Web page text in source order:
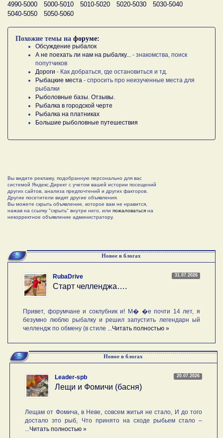
4990-5000
5000-5010 5010-5020 5020-5030
5030-5040
5040-5050
5050-5060
Похожие темы на форуме:
Обсуждение рыбалок
А не поехать ли нам на рыбалку...
- знакомства, поиск
попутчиков
Дороги - Как добраться, где остановиться и тд.
Рыбацкие места - спросить про неизученные места для
рыбалки
Рыболовные базы. Отзывы.
Рыбалка в городской черте
Рыбалка на платниках
Большие рыболовные путешествия
Вы видите рекламу, подобранную персонально для вас
системой Яндекс.Директ с учетом вашей истории посещений
других сайтов, анализа предпочтений и других факторов.
Другие посетители видят другие объявления.
Вы можете скрыть объявление, которое вам не нравится,
нажав на ссылку "скрыть" внутри него, или пожаловаться на
некорректное объявление администратору.
Новое в блогах
31.07.2026
RubaDrive
Старт челленджа….
Привет, форумчане и соклубник и! М� �е почти 14 лет, я
безумно люблю рыбалку и решил запустить легендарн ый
челлендж по обмену (в стиле ... Читать полностью »
Новое в блогах
20.07.2026
Leader-spb
Лещи и Фомичи (басня)
Лещам от Фомича, в Неве, совсем житья не стало, И до того
достало это рыб, Что принято на сходе рыбьем стало –
Читать полностью »